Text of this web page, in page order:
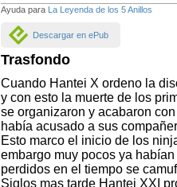
Ayuda para La Leyenda de los 5 Anillos
Descargar en ePub
Trasfondo
Cuando Hantei X ordeno la
y con esto la muerte de los
se organizaron y acabaron
había acusado a sus
Esto marco el inicio de los
embargo muy pocos ya
perdidos en el tiempo se
Siglos mas tarde Hantei XXI